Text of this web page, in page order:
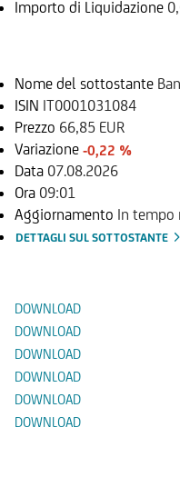
Importo di Liquidazione
Nome del sottostante
ISIN IT0001031084
Prezzo 66,85 EUR
Variazione -0,22 %
Data 07.08.2026
Ora 09:01
Aggiornamento In tempo
DETTAGLI SUL SOTTOSTANTE
DOWNLOAD
DOWNLOAD
DOWNLOAD
DOWNLOAD
DOWNLOAD
DOWNLOAD